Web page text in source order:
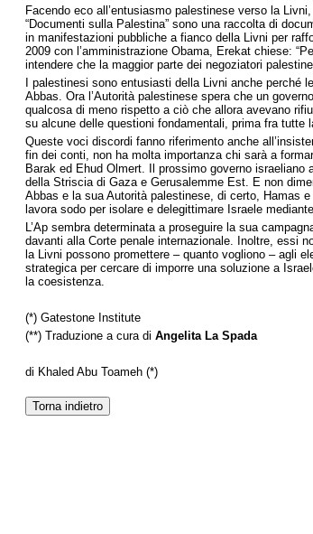
Facendo eco all’entusiasmo palestinese verso la
“Documenti sulla Palestina” sono una raccolta di
in manifestazioni pubbliche a fianco della Livni per
2009 con l’amministrazione Obama, Erekat chiese:
intendere che la maggior parte dei negoziatori
I palestinesi sono entusiasti della Livni anche perché
Abbas. Ora l’Autorità palestinese spera che un
qualcosa di meno rispetto a ciò che allora avevano
su alcune delle questioni fondamentali, prima fra tutte
Queste voci discordi fanno riferimento anche
fin dei conti, non ha molta importanza chi sarà a
Barak ed Ehud Olmert. Il prossimo governo
della Striscia di Gaza e Gerusalemme Est. E non
Abbas e la sua Autorità palestinese, di certo, Hamas
lavora sodo per isolare e delegittimare Israele
L’Ap sembra determinata a proseguire la sua
davanti alla Corte penale internazionale. Inoltre, essi
la Livni possono promettere – quanto vogliono – agli
strategica per cercare di imporre una soluzione a
la coesistenza.
(*) Gatestone Institute
(**) Traduzione a cura di Angelita La Spada
di Khaled Abu Toameh (*)